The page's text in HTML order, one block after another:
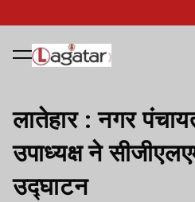
लातेहार : नगर
उपाध्यक्ष ने
उद्घाटन